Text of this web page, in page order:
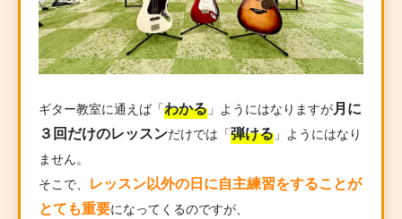
ギター教室に通えば「わかる」ようにはなりますが月に
３回だけのレッスンだけでは「弾ける」ようにはなり
ません。
そこで、
レッスン以外の日に自主練習をすることが
とても重要になってくるのですが、